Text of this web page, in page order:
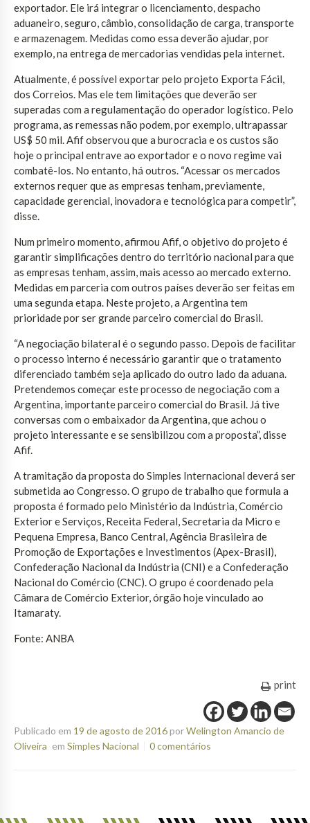
exportador. Ele irá integrar o licenciamento, despacho
aduaneiro, seguro, câmbio, consolidação de carga, transporte
e armazenagem. Medidas como essa deverão ajudar, por
exemplo, na entrega de mercadorias vendidas pela internet.
Atualmente, é possível exportar pelo projeto Exporta Fácil,
dos Correios. Mas ele tem limitações que deverão ser
superadas com a regulamentação do operador logístico. Pelo
programa, as remessas não podem, por exemplo, ultrapassar
US$ 50 mil. Afif observou que a burocracia e os custos são
hoje o principal entrave ao exportador e o novo regime vai
combatê-los. No entanto, há outros. “Acessar os mercados
externos requer que as empresas tenham, previamente,
capacidade gerencial, inovadora e tecnológica para competir”,
disse.
Num primeiro momento, afirmou Afif, o objetivo do projeto é
garantir simplificações dentro do território nacional para que
as empresas tenham, assim, mais acesso ao mercado externo.
Medidas em parceria com outros países deverão ser feitas em
uma segunda etapa. Neste projeto, a Argentina tem
prioridade por ser grande parceiro comercial do Brasil.
“A negociação bilateral é o segundo passo. Depois de facilitar
o processo interno é necessário garantir que o tratamento
diferenciado também seja aplicado do outro lado da aduana.
Pretendemos começar este processo de negociação com a
Argentina, importante parceiro comercial do Brasil. Já tive
conversas com o embaixador da Argentina, que achou o
projeto interessante e se sensibilizou com a proposta”, disse
Afif.
A tramitação da proposta do Simples Internacional deverá ser
submetida ao Congresso. O grupo de trabalho que formula a
proposta é formado pelo Ministério da Indústria, Comércio
Exterior e Serviços, Receita Federal, Secretaria da Micro e
Pequena Empresa, Banco Central, Agência Brasileira de
Promoção de Exportações e Investimentos (Apex-Brasil),
Confederação Nacional da Indústria (CNI) e a Confederação
Nacional do Comércio (CNC). O grupo é coordenado pela
Câmara de Comércio Exterior, órgão hoje vinculado ao
Itamaraty.
Fonte: ANBA
print
Publicado em 19 de agosto de 2016porWelington Amancio de
Oliveira em Simples Nacional 0 comentários